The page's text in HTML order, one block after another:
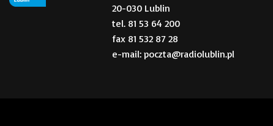
20-030 Lublin
tel. 81 53 64 200
fax 81 532 87 28
e-mail: poczta@radiolublin.pl